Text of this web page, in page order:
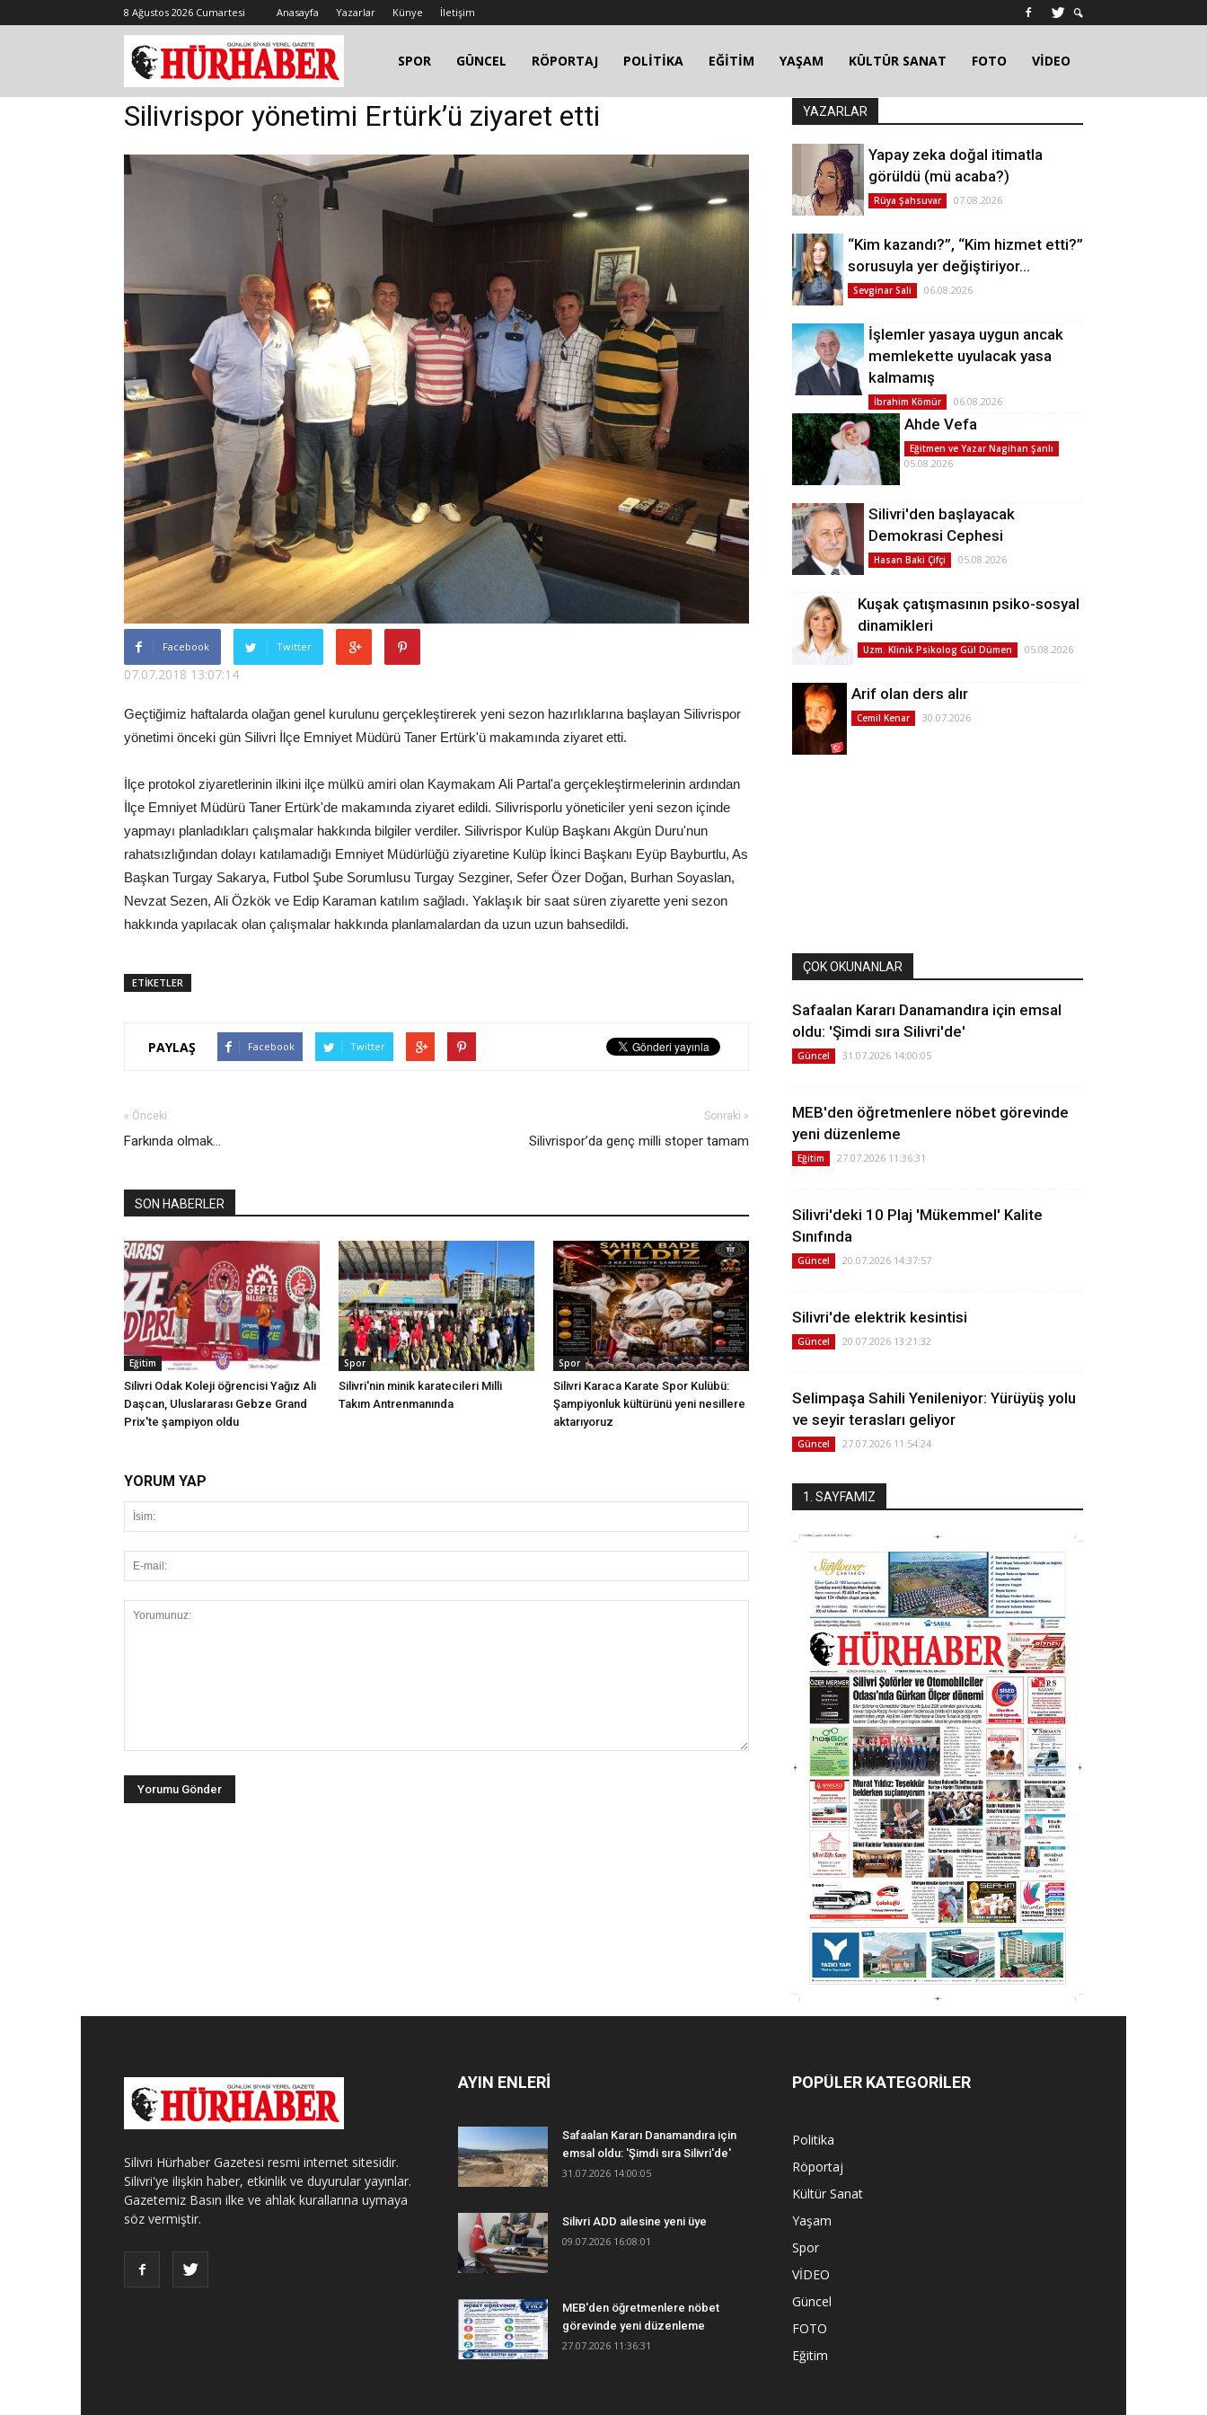
8 Ağustos 2026 Cumartesi Anasayfa Yazarlar Künye İletişim
SPOR GÜNCEL RÖPORTAJ POLİTİKA EĞİTİM YAŞAM KÜLTÜR SANAT FOTO VİDEO
Silivrispor yönetimi Ertürk’ü ziyaret etti
Facebook Twitter
07.07.2018 13:07:14
Geçtiğimiz haftalarda olağan genel kurulunu gerçekleştirerek yeni sezon hazırlıklarına başlayan Silivrispor
yönetimi önceki gün Silivri İlçe Emniyet Müdürü Taner Ertürk'ü makamında ziyaret etti.
İlçe protokol ziyaretlerinin ilkini ilçe mülkü amiri olan Kaymakam Ali Partal'a gerçekleştirmelerinin ardından
İlçe Emniyet Müdürü Taner Ertürk'de makamında ziyaret edildi. Silivrisporlu yöneticiler yeni sezon içinde
yapmayı planladıkları çalışmalar hakkında bilgiler verdiler. Silivrispor Kulüp Başkanı Akgün Duru'nun
rahatsızlığından dolayı katılamadığı Emniyet Müdürlüğü ziyaretine Kulüp İkinci Başkanı Eyüp Bayburtlu, As
Başkan Turgay Sakarya, Futbol Şube Sorumlusu Turgay Sezginer, Sefer Özer Doğan, Burhan Soyaslan,
Nevzat Sezen, Ali Özkök ve Edip Karaman katılım sağladı. Yaklaşık bir saat süren ziyarette yeni sezon
hakkında yapılacak olan çalışmalar hakkında planlamalardan da uzun uzun bahsedildi.
ETİKETLER
PAYLAŞ Facebook Twitter
« Önceki
Farkında olmak...
Sonraki »
Silivrispor’da genç milli stoper tamam
SON HABERLER
Eğitim
Silivri Odak Koleji öğrencisi Yağız Ali
Daşcan, Uluslararası Gebze Grand
Prix'te şampiyon oldu
Spor
Silivri'nin minik karatecileri Milli
Takım Antrenmanında
Spor
Silivri Karaca Karate Spor Kulübü:
Şampiyonluk kültürünü yeni nesillere
aktarıyoruz
YORUM YAP
YAZARLAR
Yapay zeka doğal itimatla
görüldü (mü acaba?)
Rüya Şahsuvar 07.08.2026
“Kim kazandı?”, “Kim hizmet etti?”
sorusuyla yer değiştiriyor…
Sevginar Sali 06.08.2026
İşlemler yasaya uygun ancak
memlekette uyulacak yasa
kalmamış
İbrahim Kömür 06.08.2026
Ahde Vefa
Eğitmen ve Yazar Nagihan Şanlı
05.08.2026
Silivri'den başlayacak
Demokrasi Cephesi
Hasan Baki Çifçi 05.08.2026
Kuşak çatışmasının psiko-sosyal
dinamikleri
Uzm. Klinik Psikolog Gül Dümen 05.08.2026
Arif olan ders alır
Cemil Kenar 30.07.2026
ÇOK OKUNANLAR
Safaalan Kararı Danamandıra için emsal
oldu: 'Şimdi sıra Silivri'de'
Güncel 31.07.2026 14:00:05
MEB'den öğretmenlere nöbet görevinde
yeni düzenleme
Eğitim 27.07.2026 11:36:31
Silivri'deki 10 Plaj 'Mükemmel' Kalite
Sınıfında
Güncel 20.07.2026 14:37:57
Silivri'de elektrik kesintisi
Güncel 20.07.2026 13:21:32
Selimpaşa Sahili Yenileniyor: Yürüyüş yolu
ve seyir terasları geliyor
Güncel 27.07.2026 11:54:24
1. SAYFAMIZ
Silivri Hürhaber Gazetesi resmi internet sitesidir.
Silivri'ye ilişkin haber, etkinlik ve duyurular yayınlar.
Gazetemiz Basın ilke ve ahlak kurallarına uymaya
söz vermiştir.
AYIN ENLERİ
Safaalan Kararı Danamandıra için
emsal oldu: 'Şimdi sıra Silivri'de'
31.07.2026 14:00:05
Silivri ADD ailesine yeni üye
09.07.2026 16:08:01
MEB'den öğretmenlere nöbet
görevinde yeni düzenleme
27.07.2026 11:36:31
POPÜLER KATEGORİLER
Politika
Röportaj
Kültür Sanat
Yaşam
Spor
VİDEO
Güncel
FOTO
Eğitim